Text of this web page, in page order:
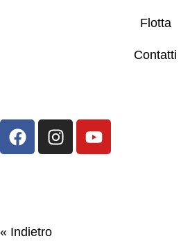
Flotta
Contatti
« Indietro